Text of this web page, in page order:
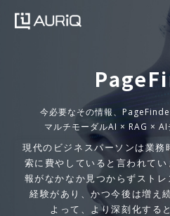
今必要なその情報、
マルチモーダルAI × RAG ×
現代のビジネスパーソンは業
索に費やしていると言われて
報がなかなか見つからずスト
経験があり、かつ今後は増え
よって、より深刻化する